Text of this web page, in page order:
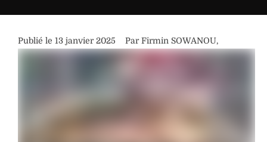
Publié le 13 janvier 2025 Par Firmin SOWANOU,